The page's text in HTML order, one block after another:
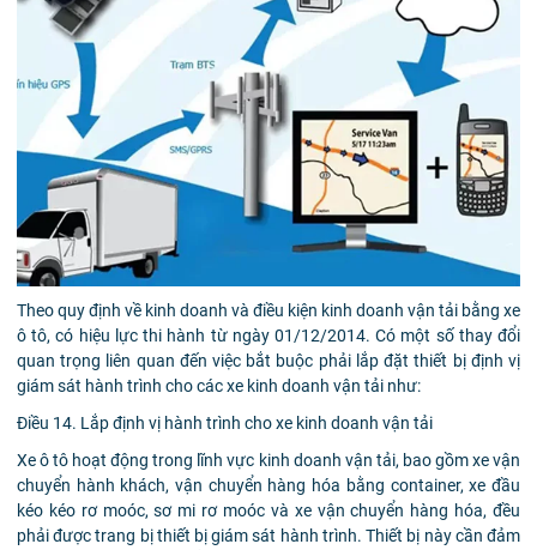
Theo quy định về kinh doanh và điều kiện kinh doanh vận tải bằng xe
ô tô, có hiệu lực thi hành từ ngày 01/12/2014. Có một số thay đổi
quan trọng liên quan đến việc bắt buộc phải lắp đặt thiết bị định vị
giám sát hành trình cho các xe kinh doanh vận tải như:
Điều 14. Lắp định vị hành trình cho xe kinh doanh vận tải
Xe ô tô hoạt động trong lĩnh vực kinh doanh vận tải, bao gồm xe vận
chuyển hành khách, vận chuyển hàng hóa bằng container, xe đầu
kéo kéo rơ moóc, sơ mi rơ moóc và xe vận chuyển hàng hóa, đều
phải được trang bị thiết bị giám sát hành trình. Thiết bị này cần đảm